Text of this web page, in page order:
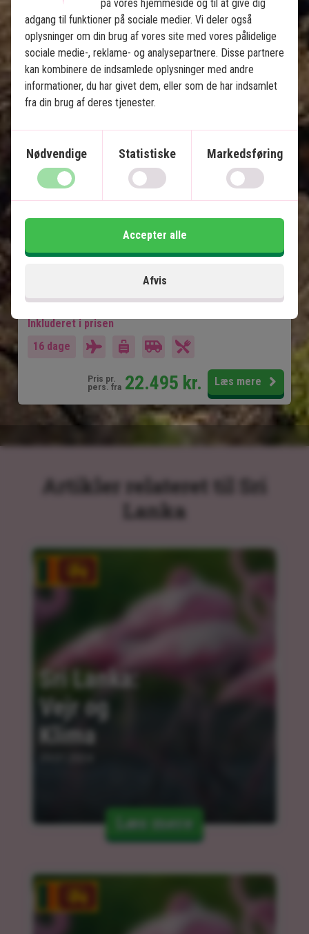
Magiske Sri Lanka og luksus på
Maldiverne
8 nætters rundrejse på Sri Lanka med privat
chafuffør
5 nætters badeferie på Maldiverne
Negombo
Naturskøn togtur til Ella
Sigiriya-området og løveklippen
Yala Nationalpark
Kandy og Temple of the Tooth
Dambulla Cave Temple
Inkluderet i prisen
16 dage
Pris pr.
pers. fra 22.495 kr. Læs mere
Artikler relateret til Sri
Lanka
Sri Lanka:
Vejr og
Klima
Læs mere
på vores hjemmeside og til at give dig
adgang til funktioner på sociale medier. Vi deler også
oplysninger om din brug af vores site med vores pålidelige
sociale medie-, reklame- og analysepartnere. Disse partnere
kan kombinere de indsamlede oplysninger med andre
informationer, du har givet dem, eller som de har indsamlet
fra din brug af deres tjenester.
Nødvendige Statistiske Markedsføring
Afvis
Accepter alle